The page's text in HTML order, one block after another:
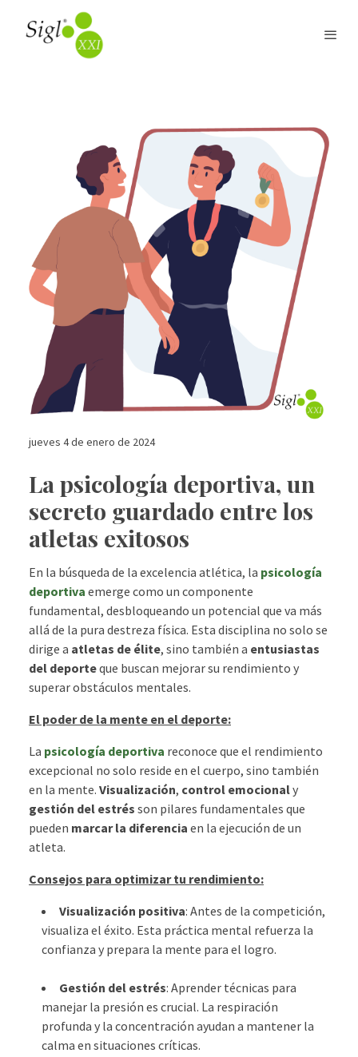
jueves 4 de enero de 2024
La psicología deportiva, un
secreto guardado entre los
atletas exitosos
En la búsqueda de la excelencia atlética, la psicología
deportiva emerge como un componente
fundamental, desbloqueando un potencial que va más
allá de la pura destreza física. Esta disciplina no solo se
dirige a atletas de élite, sino también a entusiastas
del deporteque buscan mejorar su rendimiento y
superar obstáculos mentales.
El poder de la mente en el deporte:
La psicología deportiva reconoce que el rendimiento
excepcional no solo reside en el cuerpo, sino también
en la mente. Visualización, control emocionaly
gestión del estrés son pilares fundamentales que
pueden marcar la diferencia en la ejecución de un
atleta.
Consejos para optimizar tu rendimiento:
Visualización positiva: Antes de la competición,
visualiza el éxito. Esta práctica mental refuerza la
confianza y prepara la mente para el logro.
Gestión del estrés: Aprender técnicas para
manejar la presión es crucial. La respiración
profunda y la concentración ayudan a mantener la
calma en situaciones críticas.